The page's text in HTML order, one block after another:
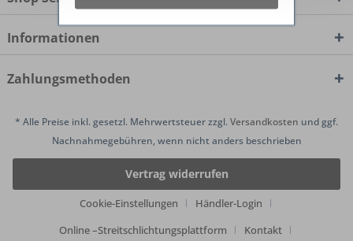
Informationen
Zahlungsmethoden
* Alle Preise inkl. gesetzl. Mehrwertsteuer zzgl.Versandkosten und ggf.
Nachnahmegebühren, wenn nicht anders beschrieben
Vertrag widerrufen
Cookie-Einstellungen
Händler-Login
Online –Streitschlichtungsplattform
Kontakt